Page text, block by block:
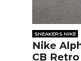
SNEAKERS NIKE
Nike
CB Retro